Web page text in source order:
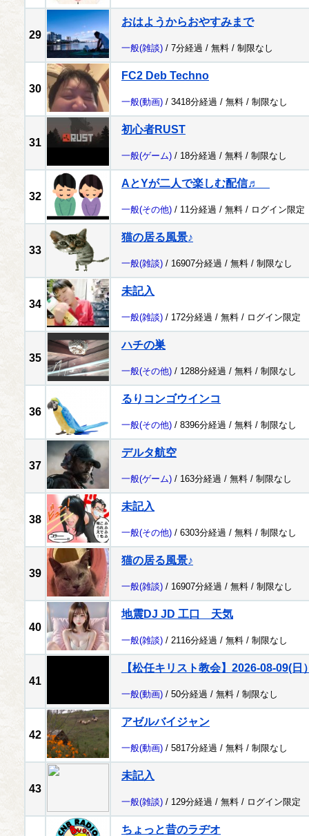
29
おはようからおやすみまで
一般(雑談) / 7分経過 / 無料 / 制限なし
30
FC2 Deb Techno
一般(動画) / 3418分経過 / 無料 / 制限なし
31
初心者RUST
一般(ゲーム) / 18分経過 / 無料 / 制限なし
32
AとYが二人で楽しむ配信♬
一般(その他) / 11分経過 / 無料 / ログイン限定
33
猫の居る風景♪
一般(雑談) / 16907分経過 / 無料 / 制限なし
34
未記入
一般(雑談) / 172分経過 / 無料 / ログイン限定
35
ハチの巣
一般(その他) / 1288分経過 / 無料 / 制限なし
36
るりコンゴウインコ
一般(その他) / 8396分経過 / 無料 / 制限なし
37
デルタ航空
一般(ゲーム) / 163分経過 / 無料 / 制限なし
38
未記入
一般(その他) / 6303分経過 / 無料 / 制限なし
39
猫の居る風景♪
一般(雑談) / 16907分経過 / 無料 / 制限なし
40
地震DJ JD 工口 天気
一般(雑談) / 2116分経過 / 無料 / 制限なし
41
【松任キリスト教会】2026-08-09(日
一般(動画) / 50分経過 / 無料 / 制限なし
42
アゼルバイジャン
一般(動画) / 5817分経過 / 無料 / 制限なし
43
未記入
一般(雑談) / 129分経過 / 無料 / ログイン限定
ちょっと昔のラヂオ